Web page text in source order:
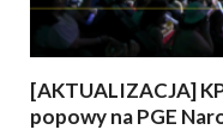
[AKTUALIZACJA]
popowy na PGE